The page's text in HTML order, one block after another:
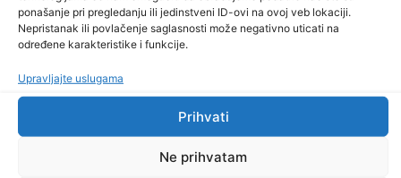
ponašanje pri pregledanju ili jedinstveni ID-ovi na ovoj veb lokaciji.
Nepristanak ili povlačenje saglasnosti može negativno uticati na
određene karakteristike i funkcije.
Upravljajte uslugama
Prihvati
Ne prihvatam